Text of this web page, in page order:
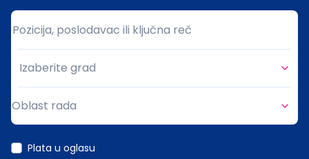
Pozicija, poslodavac ili ključna reč
Pozicija, poslodavac ili ključna reč
Grad
Izaberite grad
Oblast rada
Plata u oglasu